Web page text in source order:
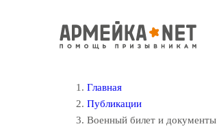
Главная
Публикации
Военный билет и документы